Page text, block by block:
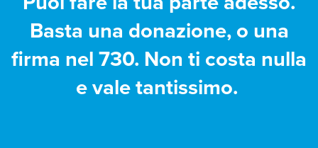
Basta una donazione, o una
firma nel 730. Non ti costa nulla
e vale tantissimo.